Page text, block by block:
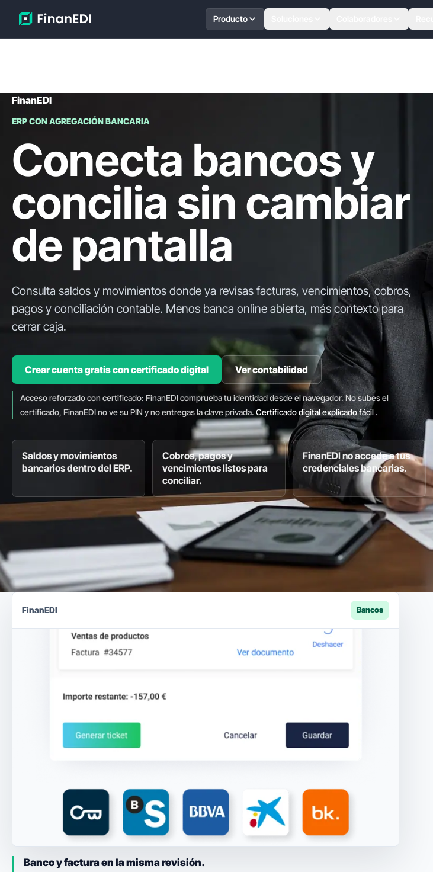
Producto
FinanEDI
ERP CON AGREGACIÓN BANCARIA
Conecta bancos y
concilia sin cambiar
de pantalla
Consulta saldos y movimientos donde ya revisas facturas, vencimientos, cobros,
pagos y conciliación contable. Menos banca online abierta, más contexto para
cerrar caja.
Crear cuenta gratis con certificado digital Ver contabilidad
Acceso reforzado con certificado: FinanEDI comprueba tu identidad desde el navegador. No subes el
certificado, FinanEDI no ve su PIN y no entregas la clave privada. Certificado digital explicado fácil .
Saldos y movimientos
bancarios dentro del ERP.
Cobros, pagos y
vencimientos listos para
conciliar.
FinanEDI no accede a tus
credenciales bancarias.
FinanEDI Bancos
Banco y factura en la misma revisión.